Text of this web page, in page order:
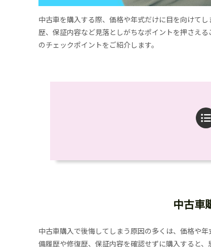
中古車を購入する際、価格や年式だけに目を向けて
歴、保証内容など見落としがちなポイントを押さえ
のチェックポイントをご紹介します。
中古車
中古車購入で後悔してしまう原因の多くは、価格や
備履歴や修復歴、保証内容を確認せずに購入すると